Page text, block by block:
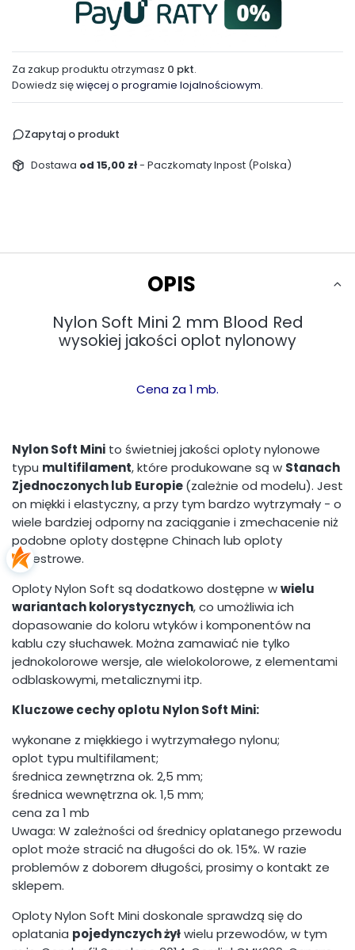
Za zakup produktu otrzymasz 0 pkt.
Dowiedz sięwięcej o programie lojalnościowym.
Zapytaj o produkt
Dostawa od 15,00 zł- Paczkomaty Inpost (Polska)
OPIS
Nylon Soft Mini 2 mm Blood Red
wysokiej jakości oplot nylonowy
Cena za 1 mb.
Nylon Soft Mini to świetniej jakości oploty nylonowe
typu multifilament, które produkowane są w Stanach
Zjednoczonych lub Europie(zależnie od modelu). Jest
on miękki i elastyczny, a przy tym bardzo wytrzymały - o
wiele bardziej odporny na zaciąganie i zmechacenie niż
podobne oploty dostępne Chinach lub oploty
poliestrowe.
Oploty Nylon Soft są dodatkowo dostępne wwielu
wariantach kolorystycznych, co umożliwia ich
dopasowanie do koloru wtyków i komponentów na
kablu czy słuchawek. Można zamawiać nie tylko
jednokolorowe wersje, ale wielokolorowe, z elementami
odblaskowymi, metalicznymi itp.
Kluczowe cechy oplotu Nylon Soft Mini:
wykonane z miękkiego i wytrzymałego nylonu;
oplot typu multifilament;
średnica zewnętrzna ok. 2,5 mm;
średnica wewnętrzna ok. 1,5 mm;
cena za 1 mb
Uwaga: W zależności od średnicy oplatanego przewodu
oplot może stracić na długości do ok. 15%. W razie
problemów z doborem długości, prosimy o kontakt ze
sklepem.
Oploty Nylon Soft Mini doskonale sprawdzą się do
oplatania pojedynczych żyłwielu przewodów, w tym